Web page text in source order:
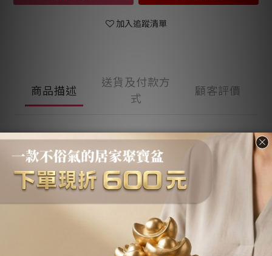
加入追蹤清單
商品描述
送貨及付款方
式
顧客評價
商品描述